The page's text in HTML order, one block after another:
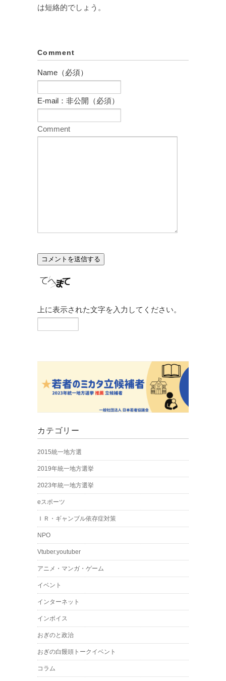
は短絡的でしょう。
Comment
Name（必須）
E-mail：非公開（必須）
Comment
上に表示された文字を入力してください。
カテゴリー
2015統一地方選
2019年統一地方選挙
2023年統一地方選挙
eスポーツ
ＩＲ・ギャンブル依存症対策
NPO
Vtuber.youtuber
アニメ・マンガ・ゲーム
イベント
インターネット
インボイス
おぎのと政治
おぎの白饅頭トークイベント
コラム